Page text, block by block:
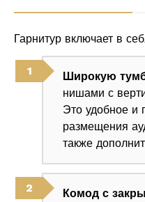
Гарнитур включает в
Широкую
нишами с
Это удобное и
размещения
также
Комод с